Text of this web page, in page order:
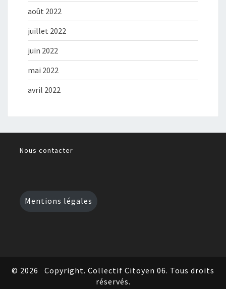
août 2022
juillet 2022
juin 2022
mai 2022
avril 2022
Nous contacter
Mentions légales
© 2026
Copyright. Collectif Citoyen 06. Tous droits
réservés.